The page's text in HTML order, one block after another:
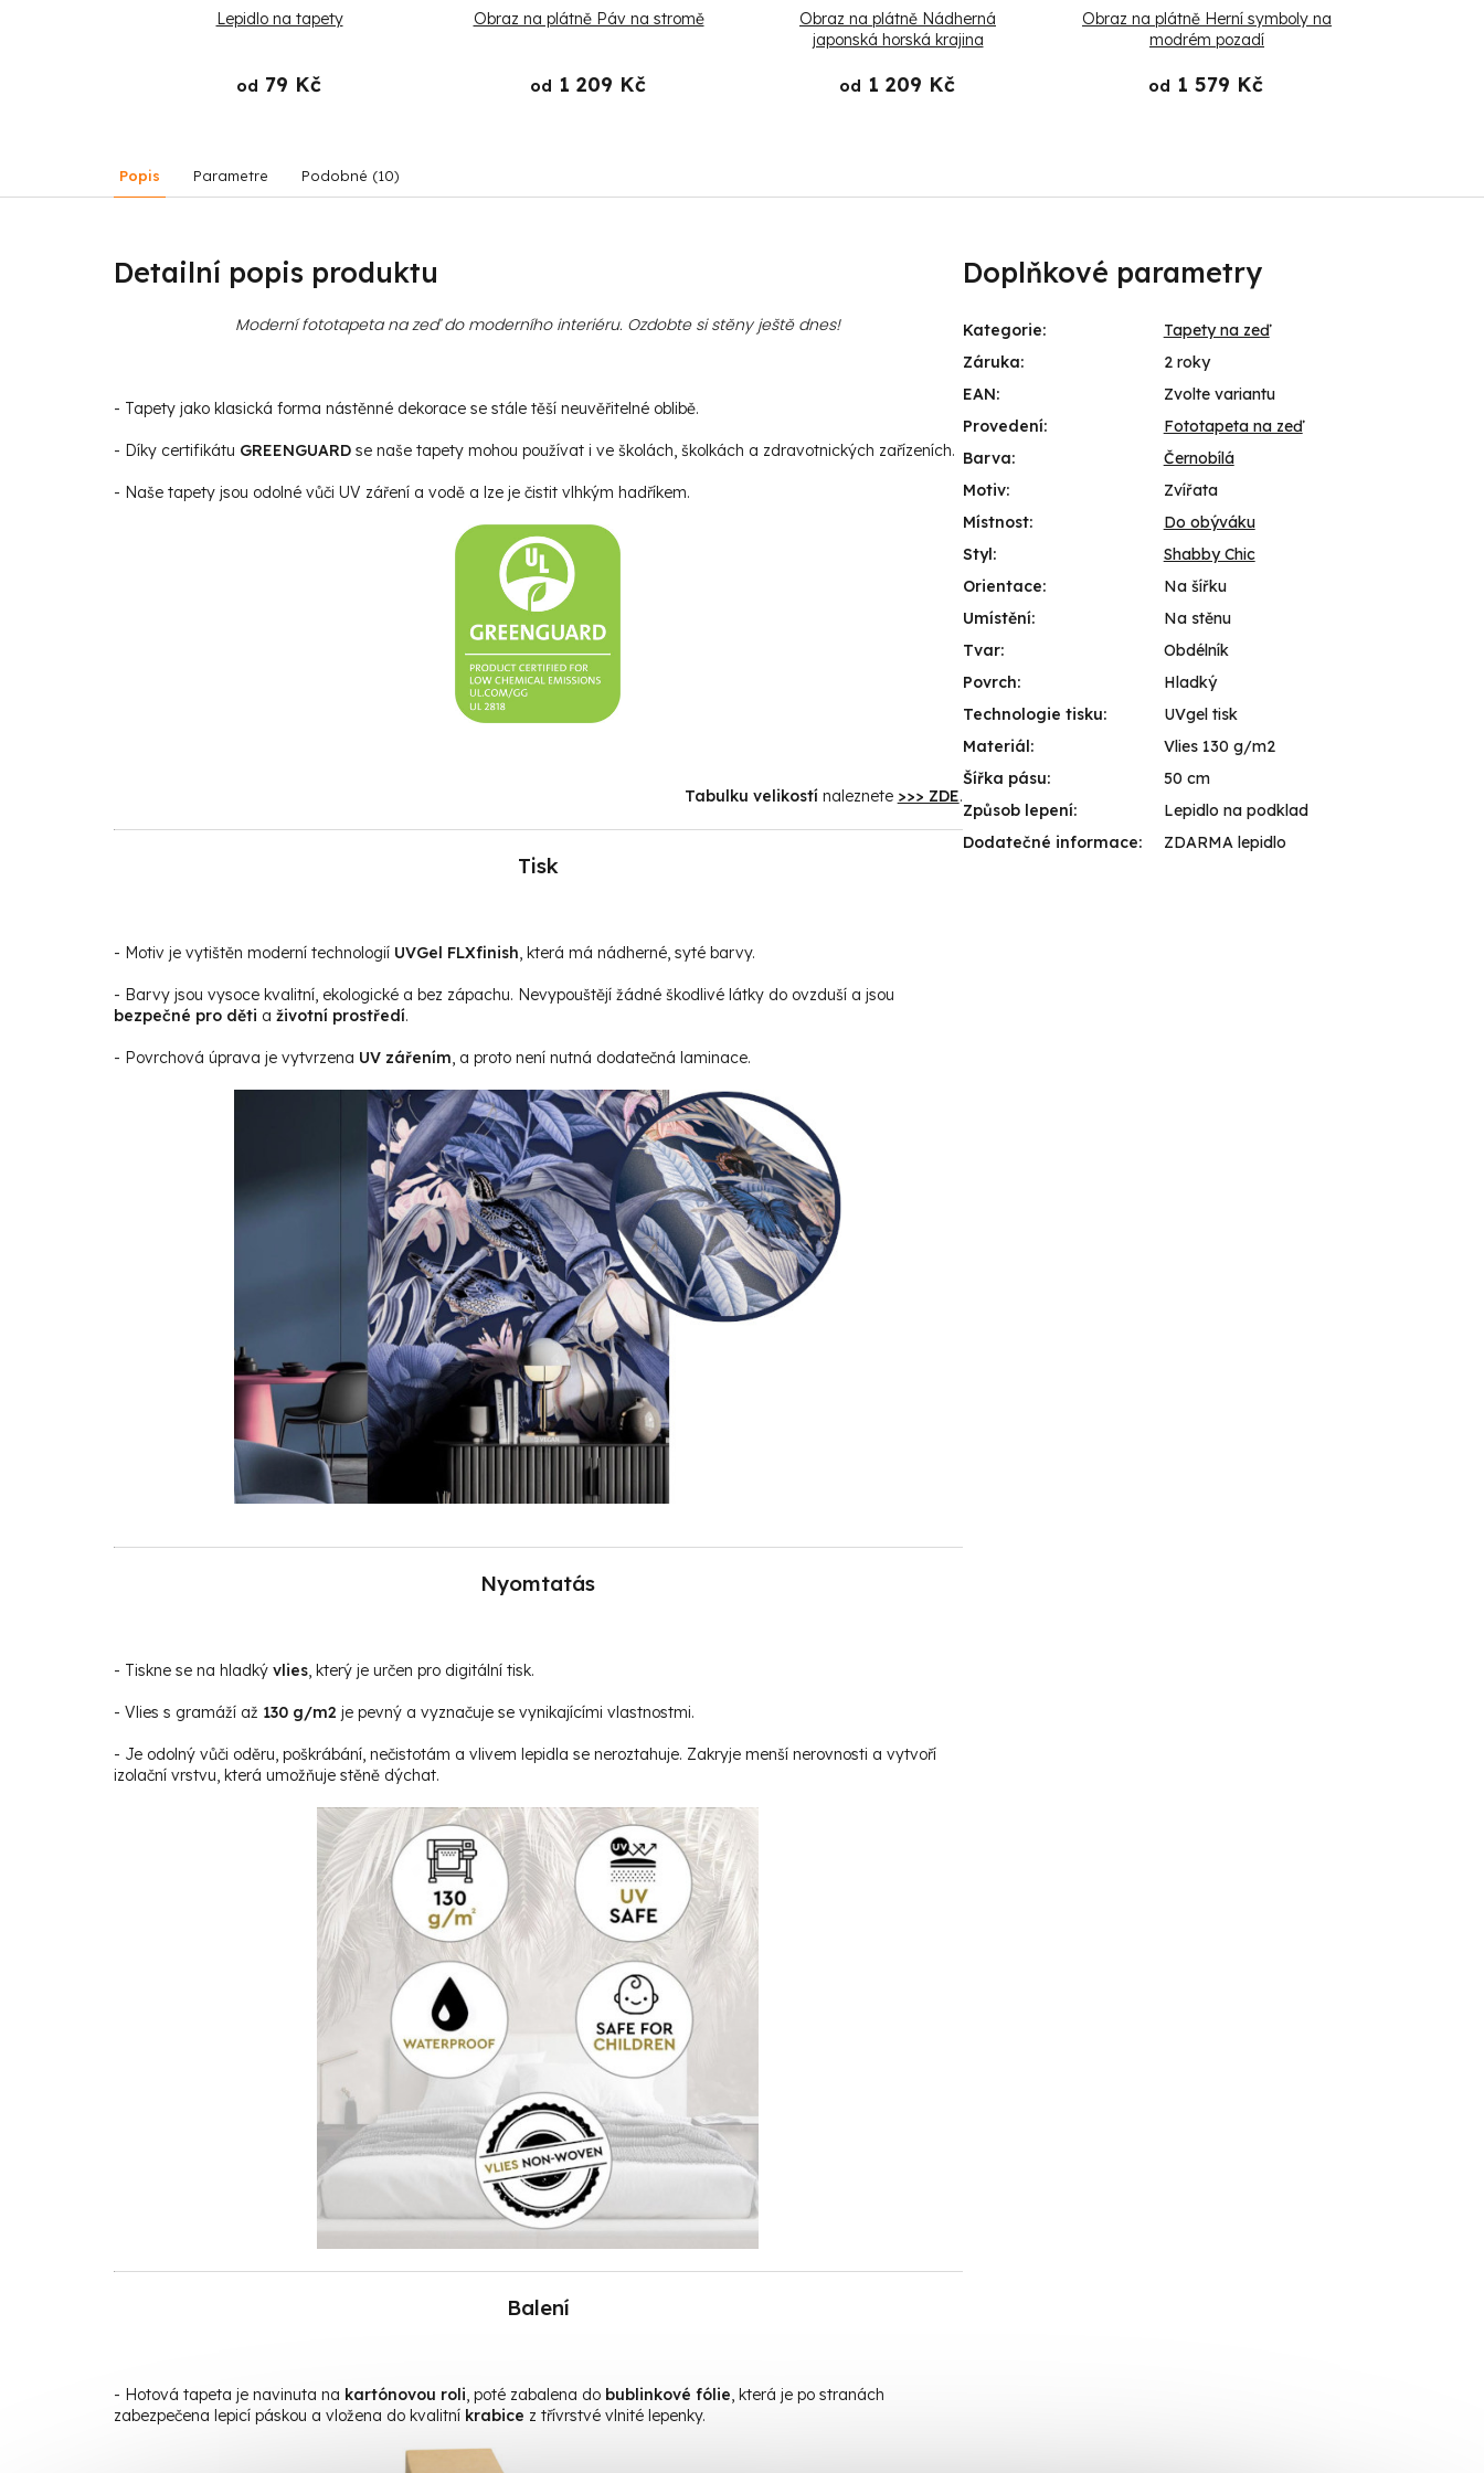
Lepidlo na tapety
od 79 Kč
Obraz na plátně Páv na stromě
od 1 209 Kč
Obraz na plátně Nádherná
japonská horská krajina
od 1 209 Kč
Obraz na plátně Herní symboly na
modrém pozadí
od 1 579 Kč
Popis Parametre Podobné (10)
Detailní popis produktu
Moderní fototapeta na zeď do moderního interiéru. Ozdobte si stěny ještě dnes!
- Tapety jako klasická forma nástěnné dekorace se stále těší neuvěřitelné oblibě.
- Díky certifikátu GREENGUARD se naše tapety mohou používat i ve školách, školkách a zdravotnických zařízeních.
- Naše tapety jsou odolné vůči UV záření a vodě a lze je čistit vlhkým hadříkem.
Tabulku velikostínaleznete >>> ZDE.
Tisk
- Motiv je vytištěn moderní technologií UVGel FLXfinish, která má nádherné, syté barvy.
- Barvy jsou vysoce kvalitní, ekologické a bez zápachu. Nevypouštějí žádné škodlivé látky do ovzduší a jsou
bezpečné pro děti a životní prostředí.
- Povrchová úprava je vytvrzena UV zářením, a proto není nutná dodatečná laminace.
Nyomtatás
- Tiskne se na hladký vlies, který je určen pro digitální tisk.
- Vlies s gramáží až 130 g/m2 je pevný a vyznačuje se vynikajícími vlastnostmi.
- Je odolný vůči oděru, poškrábání, nečistotám a vlivem lepidla se neroztahuje. Zakryje menší nerovnosti a vytvoří
izolační vrstvu, která umožňuje stěně dýchat.
Balení
- Hotová tapeta je navinuta na kartónovou roli, poté zabalena do bublinkové fólie, která je po stranách
zabezpečena lepicí páskou a vložena do kvalitní krabice z třívrstvé vlnité lepenky.
Doplňkové parametry
Kategorie:
Tapety na zeď
Záruka:
2 roky
EAN:
Zvolte variantu
Provedení:
Fototapeta na zeď
Barva:
Černobílá
Motiv:
Zvířata
Místnost:
Do obýváku
Styl:
Shabby Chic
Orientace:
Na šířku
Umístění:
Na stěnu
Tvar:
Obdélník
Povrch:
Hladký
Technologie tisku:
UVgel tisk
Materiál:
Vlies 130 g/m2
Šířka pásu:
50 cm
Způsob lepení:
Lepidlo na podklad
Dodatečné informace: ZDARMA lepidlo